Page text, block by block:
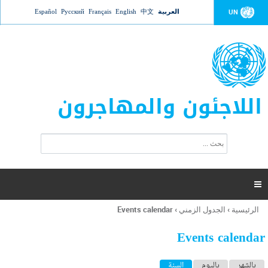
Jump to navigation UN العربية 中文
English
Français
Русский
Español
اللاجئون والمهاجرون
ت
ر
ل
ح
ب

أنت
هنا
الرئيسية › الجدول الزمني ›
Events calendar
Events calendar